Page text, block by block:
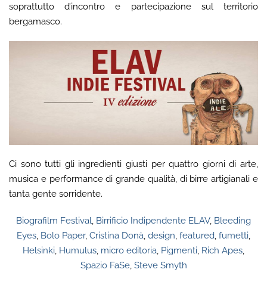
soprattutto d’incontro e partecipazione sul territorio
bergamasco.
Ci sono tutti gli ingredienti giusti per quattro giorni di arte,
musica e performance di grande qualità, di birre artigianali e
tanta gente sorridente.
Biografilm Festival, Birrificio Indipendente ELAV, Bleeding
Eyes, Bolo Paper, Cristina Donà, design, featured, fumetti,
Helsinki, Humulus, micro editoria, Pigmenti, Rich Apes,
Spazio FaSe, Steve Smyth